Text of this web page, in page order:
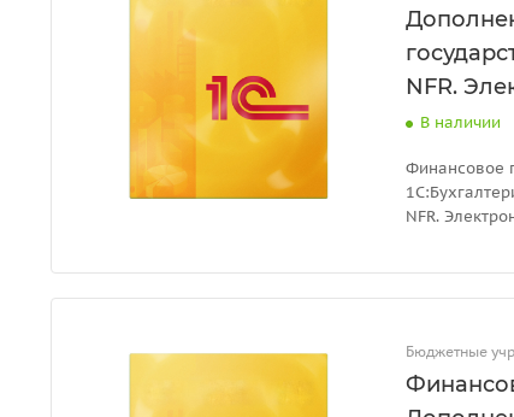
NFR.
В наличии
Финансовое
NFR.
Бюджетные